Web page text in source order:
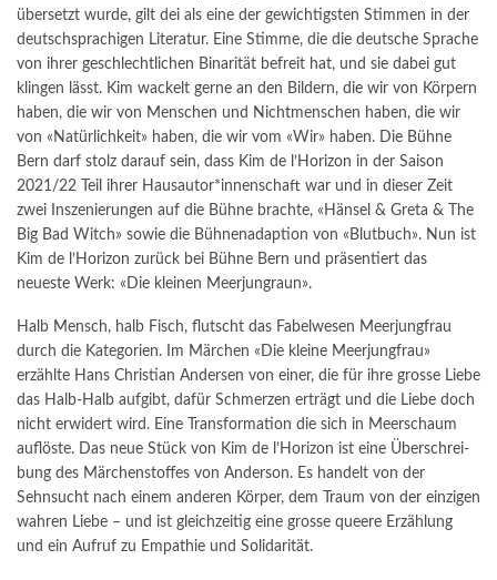
übersetzt wurde, gilt dei als eine der gewichtigsten Stimmen in der
deutschsprachigen Literatur. Eine Stimme, die die deutsche Sprache
von ihrer geschlechtlichen Binarität befreit hat, und sie dabei gut
klingen lässt. Kim wackelt gerne an den Bildern, die wir von Körpern
haben, die wir von Menschen und Nichtmenschen haben, die wir
von «Natürlichkeit» haben, die wir vom «Wir» haben. Die Bühne
Bern darf stolz darauf sein, dass Kim de l’Horizon in der Saison
2021/22 Teil ihrer Hausautor*innenschaft war und in dieser Zeit
zwei Inszenierungen auf die Bühne brachte, «Hänsel & Greta & The
Big Bad Witch» sowie die Bühnenadaption von «Blutbuch». Nun ist
Kim de l’Horizon zurück bei Bühne Bern und präsentiert das
neueste Werk: «Die kleinen Meerjungraun».
Halb Mensch, halb Fisch, flutscht das Fabelwesen Meerjungfrau
durch die Kategorien. Im Märchen «Die kleine Meerjungfrau»
erzählte Hans Christian Andersen von einer, die für ihre grosse Liebe
das Halb-Halb aufgibt, dafür Schmerzen erträgt und die Liebe doch
nicht erwidert wird. Eine Transformation die sich in Meerschaum
auflöste. Das neue Stück von Kim de l’Horizon ist eine Überschrei­
bung des Märchenstoffes von Anderson. Es handelt von der
Sehnsucht nach einem anderen Körper, dem Traum von der einzigen
wahren Liebe – und ist gleichzeitig eine grosse queere Erzählung
und ein Aufruf zu Empathie und Solidarität.